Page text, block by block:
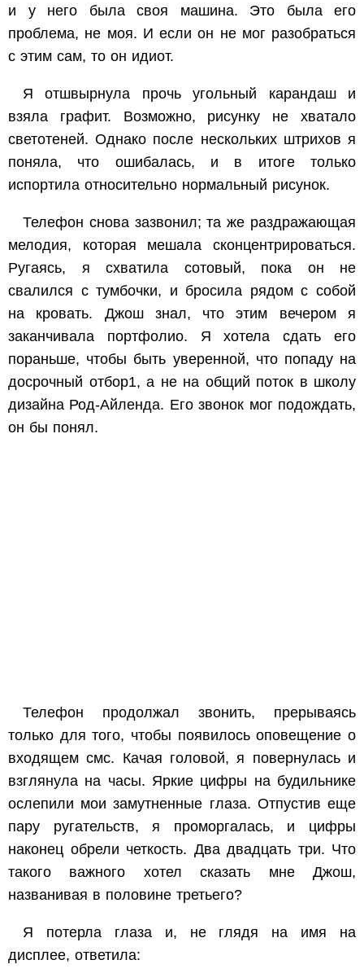
и у него была своя машина. Это была его
проблема, не моя. И если он не мог разобраться
с этим сам, то он идиот.
Я отшвырнула прочь угольный карандаш и
взяла графит. Возможно, рисунку не хватало
светотеней. Однако после нескольких штрихов я
поняла, что ошибалась, и в итоге только
испортила относительно нормальный рисунок.
Телефон снова зазвонил; та же раздражающая
мелодия, которая мешала сконцентрироваться.
Ругаясь, я схватила сотовый, пока он не
свалился с тумбочки, и бросила рядом с собой
на кровать. Джош знал, что этим вечером я
заканчивала портфолио. Я хотела сдать его
пораньше, чтобы быть уверенной, что попаду на
досрочный отбор1, а не на общий поток в школу
дизайна Род-Айленда. Его звонок мог подождать,
он бы понял.
Телефон продолжал звонить, прерываясь
только для того, чтобы появилось оповещение о
входящем смс. Качая головой, я повернулась и
взглянула на часы. Яркие цифры на будильнике
ослепили мои замутненные глаза. Отпустив еще
пару ругательств, я проморгалась, и цифры
наконец обрели четкость. Два двадцать три. Что
такого важного хотел сказать мне Джош,
названивая в половине третьего?
Я потерла глаза и, не глядя на имя на
дисплее, ответила: